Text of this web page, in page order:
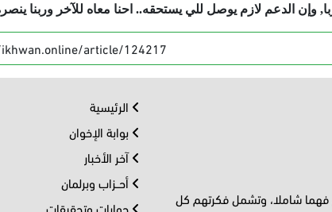
وإن الدعم لازم يوصل للي يستحقه.. احنا معاه للآخر وربنا
article/124217
فهما شاملا، وتشمل فكرتهم كل
الرئيسية
بوابة الإخوان
آخر الأخبار
أحــزاب وبرلمان
حوارات وتحقيقات